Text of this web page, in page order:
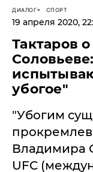
ДИАЛОГ СПОРТ
19 апреля 2020,
Тактаров
убогое"
"Убогим
Владимира
UFC